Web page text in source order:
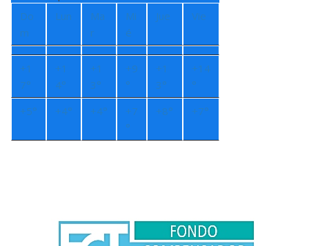
Do
m
Lun
Ma
r
Mi
é
Jue Vie
+1
7°
+1
4°
+1
3°
+9
°
+1
3°
+14
°
+5° +4° +4° +7
°
+8° +7°